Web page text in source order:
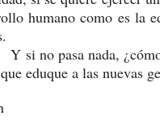
humano como es la
nada, ¿cómo se
eduque a las nuevas